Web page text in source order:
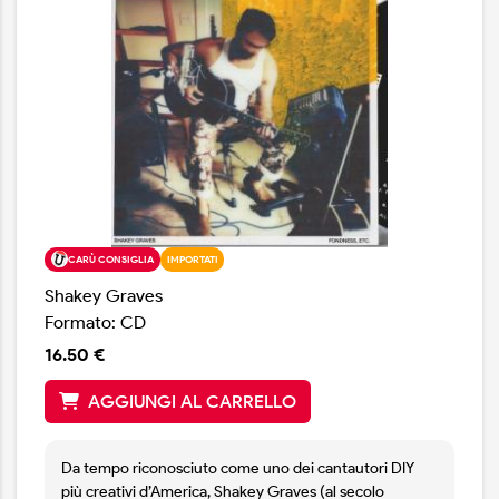
CARÙ CONSIGLIA IMPORTATI
Shakey Graves
Formato: CD
16.50 €
AGGIUNGI AL CARRELLO
Da tempo riconosciuto come uno dei cantautori DIY
più creativi d’America, Shakey Graves (al secolo